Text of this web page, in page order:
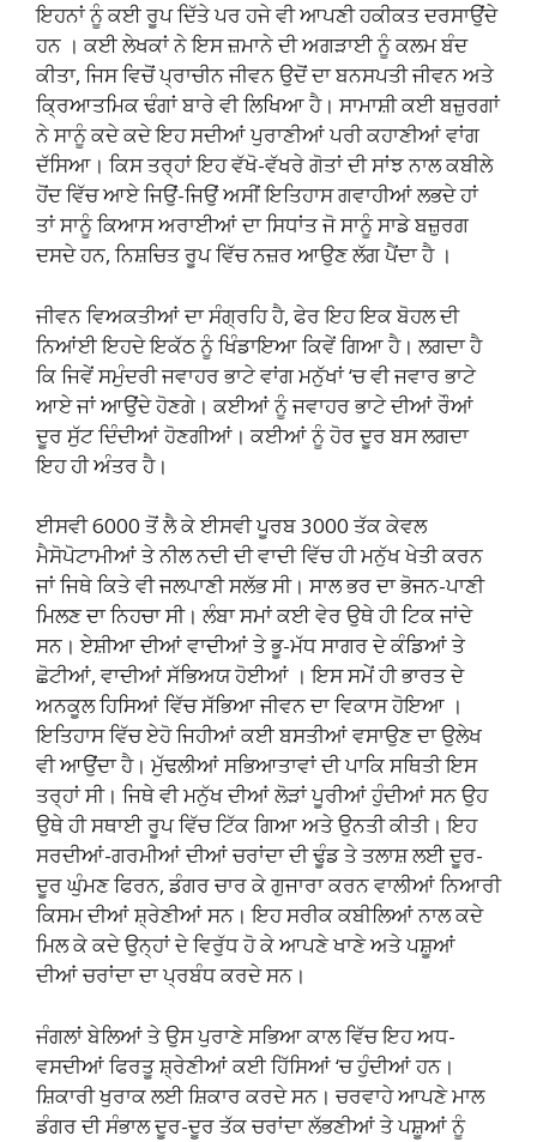
ਇਹਨਾਂ ਨੂੰ ਕਈ ਰੂਪ ਦਿੱਤੇ ਪਰ ਹਜੇ ਵੀ ਆਪਣੀ ਹਕੀਕਤ ਦਰਸਾਉਂਦੇ
ਹਨ । ਕਈ ਲੇਖਕਾਂ ਨੇ ਇਸ ਜ਼ਮਾਨੇ ਦੀ ਅਗੜਾਈ ਨੂੰ ਕਲਮ ਬੰਦ
ਕੀਤਾ, ਜਿਸ ਵਿਚੋਂ ਪ੍ਰਾਚੀਨ ਜੀਵਨ ਉਦੋਂ ਦਾ ਬਨਸਪਤੀ ਜੀਵਨ ਅਤੇ
ਕ੍ਰਿਆਤਮਿਕ ਢੰਗਾਂ ਬਾਰੇ ਵੀ ਲਿਖਿਆ ਹੈ। ਸਾਮਾਸ਼ੀ ਕਈ ਬਜ਼ੁਰਗਾਂ
ਨੇ ਸਾਨੂੰ ਕਦੇ ਕਦੇ ਇਹ ਸਦੀਆਂ ਪੁਰਾਣੀਆਂ ਪਰੀ ਕਹਾਣੀਆਂ ਵਾਂਗ
ਦੱਸਿਆ। ਕਿਸ ਤਰ੍ਹਾਂ ਇਹ ਵੱਖੋ-ਵੱਖਰੇ ਗੋਤਾਂ ਦੀ ਸਾਂਝ ਨਾਲ ਕਬੀਲੇ
ਹੋਂਦ ਵਿੱਚ ਆਏ ਜਿਉਂ-ਜਿਉਂ ਅਸੀਂ ਇਤਿਹਾਸ ਗਵਾਹੀਆਂ ਲਭਦੇ ਹਾਂ
ਤਾਂ ਸਾਨੂੰ ਕਿਆਸ ਅਰਾਈਆਂ ਦਾ ਸਿਧਾਂਤ ਜੋ ਸਾਨੂੰ ਸਾਡੇ ਬਜ਼ੁਰਗ
ਦਸਦੇ ਹਨ, ਨਿਸ਼ਚਿਤ ਰੂਪ ਵਿੱਚ ਨਜ਼ਰ ਆਉਣ ਲੱਗ ਪੈਂਦਾ ਹੈ ।
ਜੀਵਨ ਵਿਅਕਤੀਆਂ ਦਾ ਸੰਗ੍ਰਹਿ ਹੈ, ਫੇਰ ਇਹ ਇਕ ਬੋਹਲ ਦੀ
ਨਿਆਂਈ ਇਹਦੇ ਇਕੱਠ ਨੂੰ ਖਿੰਡਾਇਆ ਕਿਵੇਂ ਗਿਆ ਹੈ। ਲਗਦਾ ਹੈ
ਕਿ ਜਿਵੇਂ ਸਮੁੰਦਰੀ ਜਵਾਹਰ ਭਾਟੇ ਵਾਂਗ ਮਨੁੱਖਾਂ ‘ਚ ਵੀ ਜਵਾਰ ਭਾਟੇ
ਆਏ ਜਾਂ ਆਉਂਦੇ ਹੋਣਗੇ। ਕਈਆਂ ਨੂੰ ਜਵਾਹਰ ਭਾਟੇ ਦੀਆਂ ਰੌਆਂ
ਦੂਰ ਸੁੱਟ ਦਿੰਦੀਆਂ ਹੋਣਗੀਆਂ। ਕਈਆਂ ਨੂੰ ਹੋਰ ਦੂਰ ਬਸ ਲਗਦਾ
ਇਹ ਹੀ ਅੰਤਰ ਹੈ।
ਈਸਵੀ 6000 ਤੋਂ ਲੈ ਕੇ ਈਸਵੀ ਪੂਰਬ 3000 ਤੱਕ ਕੇਵਲ
ਮੈਸੋਪੋਟਾਮੀਆਂ ਤੇ ਨੀਲ ਨਦੀ ਦੀ ਵਾਦੀ ਵਿੱਚ ਹੀ ਮਨੁੱਖ ਖੇਤੀ ਕਰਨ
ਜਾਂ ਜਿਥੇ ਕਿਤੇ ਵੀ ਜਲਪਾਣੀ ਸਲੱਭ ਸੀ। ਸਾਲ ਭਰ ਦਾ ਭੋਜਨ-ਪਾਣੀ
ਮਿਲਣ ਦਾ ਨਿਹਚਾ ਸੀ। ਲੰਬਾ ਸਮਾਂ ਕਈ ਵੇਰ ਉਥੇ ਹੀ ਟਿਕ ਜਾਂਦੇ
ਸਨ। ਏਸ਼ੀਆ ਦੀਆਂ ਵਾਦੀਆਂ ਤੇ ਭੂ-ਮੱਧ ਸਾਗਰ ਦੇ ਕੰਡਿਆਂ ਤੇ
ਛੋਟੀਆਂ, ਵਾਦੀਆਂ ਸੱਭਿਅਯ ਹੋਈਆਂ । ਇਸ ਸਮੇਂ ਹੀ ਭਾਰਤ ਦੇ
ਅਨਕੂਲ ਹਿਸਿਆਂ ਵਿੱਚ ਸੱਭਿਆ ਜੀਵਨ ਦਾ ਵਿਕਾਸ ਹੋਇਆ ।
ਇਤਿਹਾਸ ਵਿੱਚ ਏਹੋ ਜਿਹੀਆਂ ਕਈ ਬਸਤੀਆਂ ਵਸਾਉਣ ਦਾ ਉਲੇਖ
ਵੀ ਆਉਂਦਾ ਹੈ। ਮੁੱਢਲੀਆਂ ਸਭਿਆਤਾਵਾਂ ਦੀ ਪਾਕਿ ਸਥਿਤੀ ਇਸ
ਤਰ੍ਹਾਂ ਸੀ। ਜਿਥੇ ਵੀ ਮਨੁੱਖ ਦੀਆਂ ਲੋੜਾਂ ਪੂਰੀਆਂ ਹੁੰਦੀਆਂ ਸਨ ਉਹ
ਉਥੇ ਹੀ ਸਥਾਈ ਰੂਪ ਵਿੱਚ ਟਿੱਕ ਗਿਆ ਅਤੇ ਉਨਤੀ ਕੀਤੀ। ਇਹ
ਸਰਦੀਆਂ-ਗਰਮੀਆਂ ਦੀਆਂ ਚਰਾਂਦਾ ਦੀ ਢੂੰਡ ਤੇ ਤਲਾਸ਼ ਲਈ ਦੂਰ-
ਦੂਰ ਘੁੰਮਣ ਫਿਰਨ, ਡੰਗਰ ਚਾਰ ਕੇ ਗੁਜਾਰਾ ਕਰਨ ਵਾਲੀਆਂ ਨਿਆਰੀ
ਕਿਸਮ ਦੀਆਂ ਸ਼੍ਰੇਣੀਆਂ ਸਨ। ਇਹ ਸਰੀਕ ਕਬੀਲਿਆਂ ਨਾਲ ਕਦੇ
ਮਿਲ ਕੇ ਕਦੇ ਉਨ੍ਹਾਂ ਦੇ ਵਿਰੁੱਧ ਹੋ ਕੇ ਆਪਣੇ ਖਾਣੇ ਅਤੇ ਪਸ਼ੂਆਂ
ਦੀਆਂ ਚਰਾਂਦਾ ਦਾ ਪ੍ਰਬੰਧ ਕਰਦੇ ਸਨ।
ਜੰਗਲਾਂ ਬੇਲਿਆਂ ਤੇ ਉਸ ਪੁਰਾਣੇ ਸਭਿਆ ਕਾਲ ਵਿੱਚ ਇਹ ਅਧ-
ਵਸਦੀਆਂ ਫਿਰਤੂ ਸ਼੍ਰੇਣੀਆਂ ਕਈ ਹਿੱਸਿਆਂ ‘ਚ ਹੁੰਦੀਆਂ ਹਨ।
ਸ਼ਿਕਾਰੀ ਖੁਰਾਕ ਲਈ ਸ਼ਿਕਾਰ ਕਰਦੇ ਸਨ। ਚਰਵਾਹੇ ਆਪਣੇ ਮਾਲ
ਡੰਗਰ ਦੀ ਸੰਭਾਲ ਦੂਰ-ਦੂਰ ਤੱਕ ਚਰਾਂਦਾ ਲੱਭਣੀਆਂ ਤੇ ਪਸ਼ੂਆਂ ਨੂੰ